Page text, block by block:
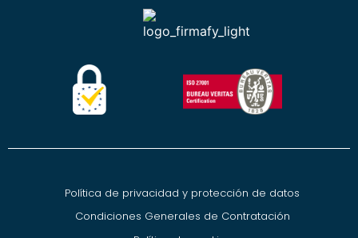
Política de privacidad y protección de datos
Condiciones Generales de Contratación